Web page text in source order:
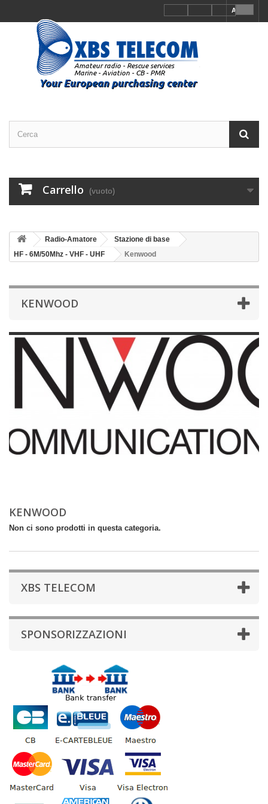
Accedi
Carrello (vuoto)
Radio-Amatore
Stazione di base
HF - 6M/50Mhz - VHF - UHF
Kenwood
KENWOOD
KENWOOD
Non ci sono prodotti in questa categoria.
XBS TELECOM
SPONSORIZZAZIONI